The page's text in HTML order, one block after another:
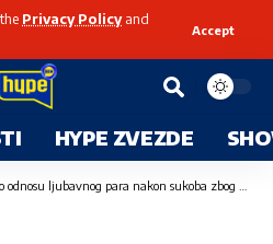
Privacy Policyand
Accept
HYPE ZVEZDE
para nakon sukoba zbog Matore: “Oni su poput mačke i miša”